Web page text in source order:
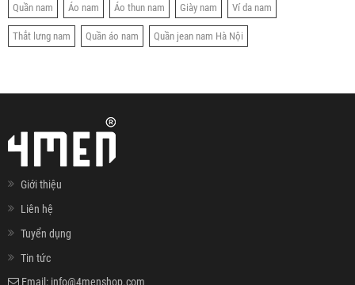
Quần nam Áo nam Áo thun nam Giày nam Ví da nam
Thắt lưng nam Quần áo nam Quần jean nam Hà Nội
Giới thiệu
Liên hệ
Tuyển dụng
Tin tức
Email: info@4menshop.com